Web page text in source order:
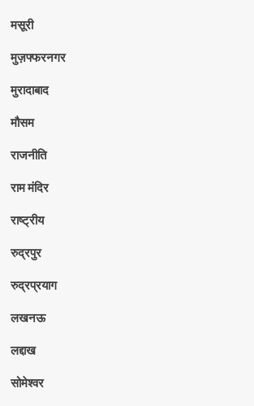
मसूरी
मुज़फ्फरनगर
मुरादाबाद
मौसम
राजनीति
राम मंदिर
राष्ट्रीय
रुद्रपुर
रुद्रप्रयाग
लखनऊ
लद्दाख
सोमेश्वर